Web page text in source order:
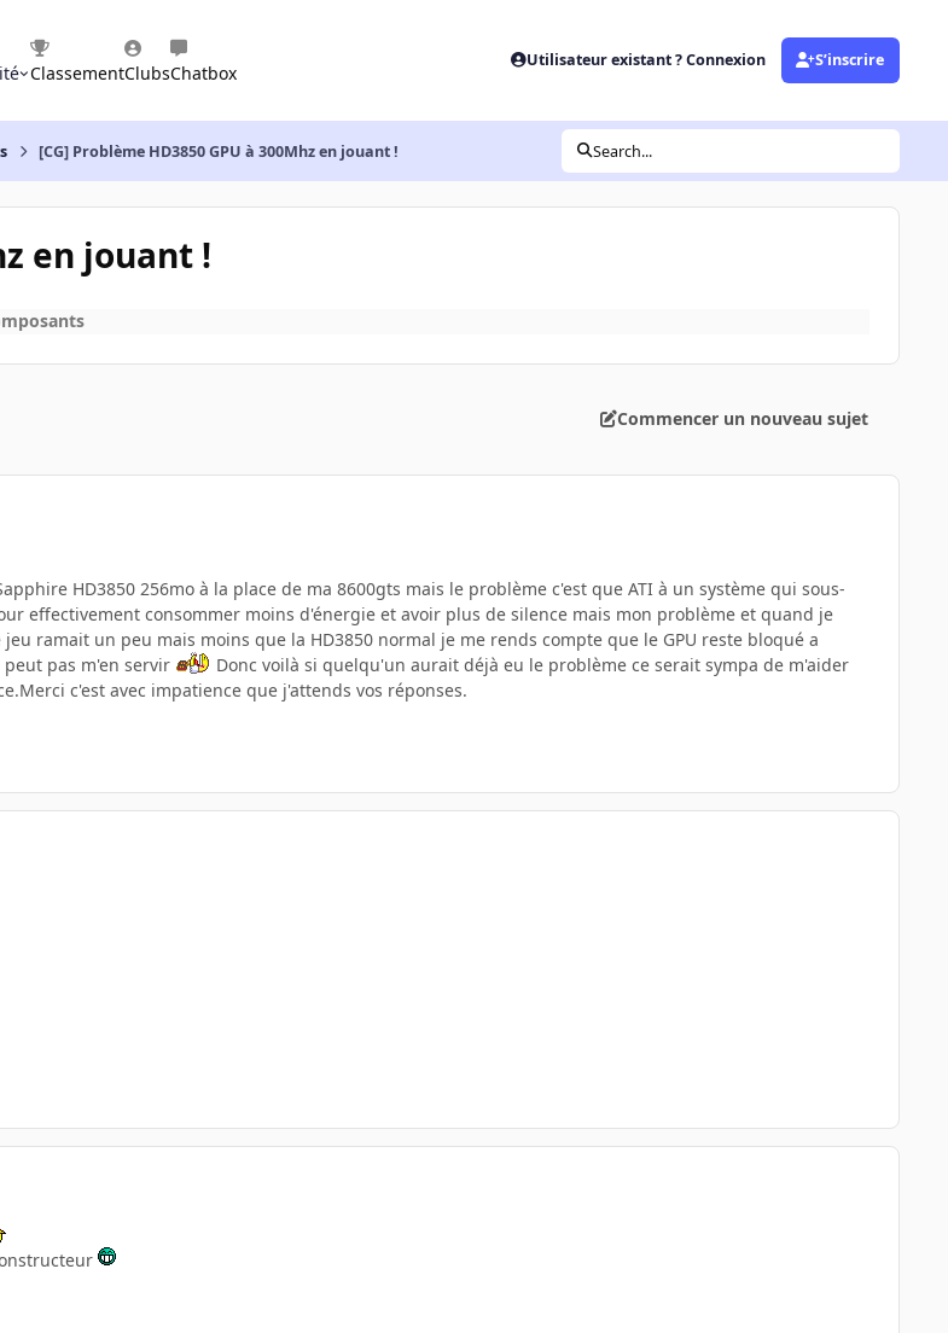
ClassementClubsChatbox
Utilisateur existant ? Connexion S’inscrire
[CG] Problème HD3850 GPU à 300Mhz en jouant ! Search...
en jouant !
Commencer un nouveau sujet
HD3850 256mo à la place de ma 8600gts mais le problème c'est que ATI à un système qui sous-
effectivement consommer moins d'énergie et avoir plus de silence mais mon problème et quand je
jeu ramait un peu mais moins que la HD3850 normal je me rends compte que le GPU reste bloqué a
peut pas m'en servir
Donc voilà si quelqu'un aurait déjà eu le problème ce serait sympa de m'aider
c'est avec impatience que j'attends vos réponses.